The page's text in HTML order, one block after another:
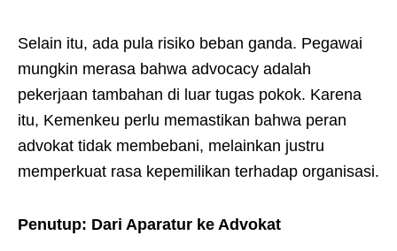
Selain itu, ada pula risiko beban ganda. Pegawai
mungkin merasa bahwa advocacy adalah
pekerjaan tambahan di luar tugas pokok. Karena
itu, Kemenkeu perlu memastikan bahwa peran
advokat tidak membebani, melainkan justru
memperkuat rasa kepemilikan terhadap organisasi.
Penutup: Dari Aparatur ke Advokat